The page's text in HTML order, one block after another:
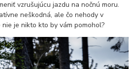
vzrušujúcu jazdu na nočnú moru.
neškodná, ale čo nehody v
je nikto kto by vám pomohol?